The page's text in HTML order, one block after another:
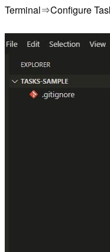
Terminal⇒Configure